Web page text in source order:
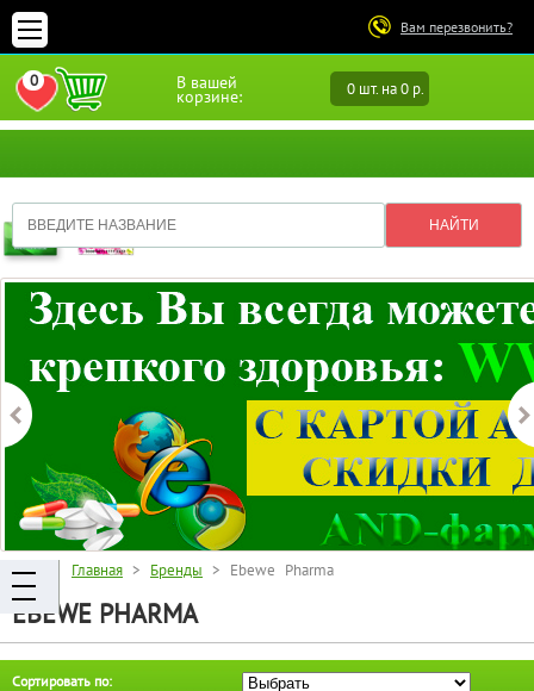
Вам перезвонить?
В вашей
корзине: 0 шт. на 0 р.
0
ПЕРЕЙТИ В ИЗБРАННОЕ
Главная > Бренды > Ebewe Pharma
EBEWE PHARMA
Сортировать по: